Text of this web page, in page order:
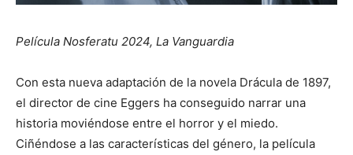
Película Nosferatu 2024, La Vanguardia
Con esta nueva adaptación de la novela Drácula de 1897,
el director de cine Eggers ha conseguido narrar una
historia moviéndose entre el horror y el miedo.
Ciñéndose a las características del género, la película